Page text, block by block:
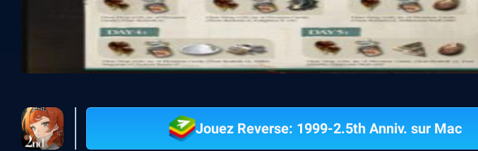
Jouez Reverse: 1999-2.5th Anniv. sur Mac